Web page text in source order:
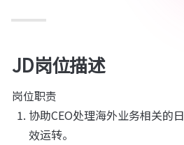
JD岗位描述
岗位职责
协助CEO处理海外业务相关的
效运转。